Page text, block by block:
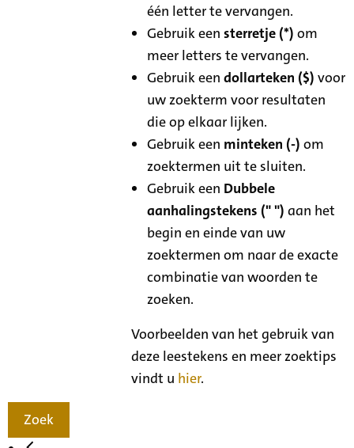
één letter te vervangen.
Gebruik eensterretje (*) om
meer letters te vervangen.
Gebruik eendollarteken ($) voor
uw zoekterm voor resultaten
die op elkaar lijken.
Gebruik een minteken (-) om
zoektermen uit te sluiten.
Gebruik een Dubbele
aanhalingstekens (" ") aan het
begin en einde van uw
zoektermen om naar de exacte
combinatie van woorden te
zoeken.
Voorbeelden van het gebruik van
deze leestekens en meer zoektips
vindt u hier.
Zoek